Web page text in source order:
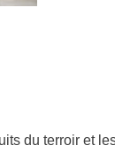
du terroir et